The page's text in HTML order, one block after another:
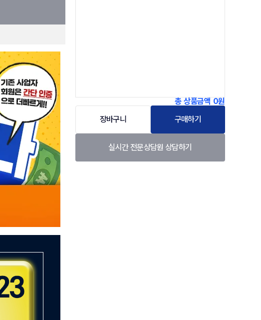
총 상품금액 0원
장바구니
구매하기
실시간 전문상담원 상담하기